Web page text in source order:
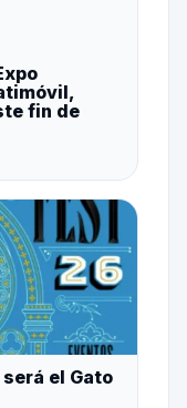
fin de
el Gato